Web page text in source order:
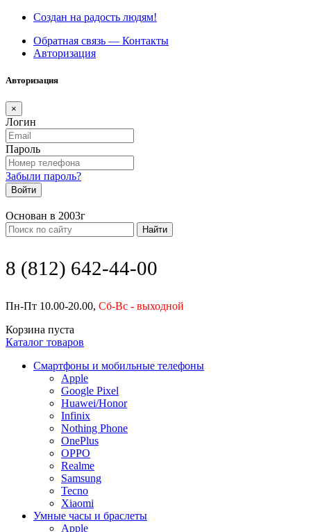
Создан на радость людям!
Обратная связь — Контакты
Авторизация
Авторизация
×
Логин
Пароль
Забыли пароль?
Войти
Основан в 2003г
Найти
8 (812) 642-44-00
Пн-Пт 10.00-20.00, Сб-Вс - выходной
Корзина пуста
Каталог товаров
Смартфоны и мобильные телефоны
Apple
Google Pixel
Huawei/Honor
Infinix
Nothing Phone
OnePlus
OPPO
Realme
Samsung
Tecno
Xiaomi
Умные часы и браслеты
Apple